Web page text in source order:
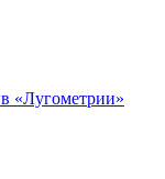
«Лугометрии»